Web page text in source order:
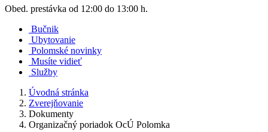
Obed. prestávka od 12:00 do 13:00 h.
Bučnik
Ubytovanie
Polomské novinky
Musíte vidieť
Služby
Úvodná stránka
Zverejňovanie
Dokumenty
Organizačný poriadok OcÚ Polomka